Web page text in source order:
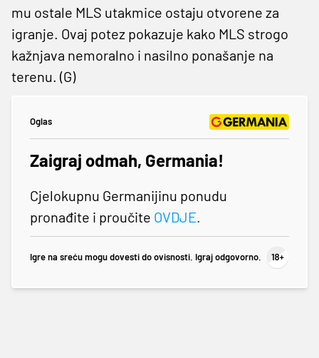
mu ostale MLS utakmice ostaju otvorene za
igranje. Ovaj potez pokazuje kako MLS strogo
kažnjava nemoralno i nasilno ponašanje na
terenu. (G)
Oglas
Zaigraj odmah, Germania!
Cjelokupnu Germanijinu ponudu
pronađite i proučite OVDJE.
Igre na sreću mogu dovesti do ovisnosti. Igraj odgovorno.